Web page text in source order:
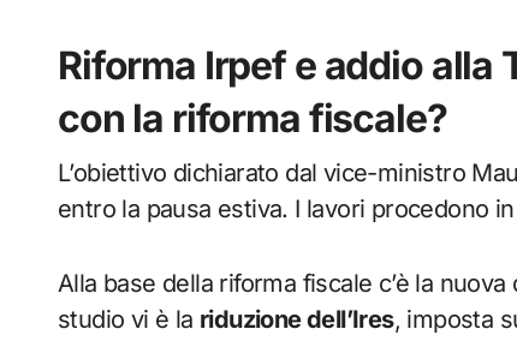
Riforma Irpef e addio alla
con la riforma fiscale?
L’obiettivo dichiarato dal vice-ministro
entro la pausa estiva. I lavori procedono
Alla base della riforma fiscale c’è la
studio vi è la riduzione dell’Ires, imposta